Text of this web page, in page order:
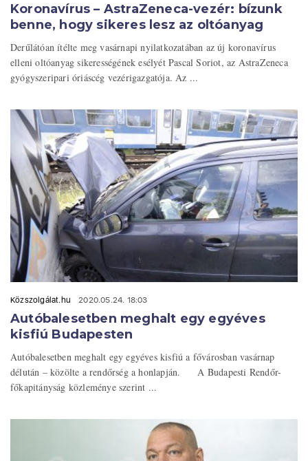
Koronavírus – AstraZeneca-vezér: bízunk
benne, hogy sikeres lesz az oltóanyag
Derűlátóan ítélte meg vasárnapi nyilatkozatában az új koronavírus
elleni oltóanyag sikerességének esélyét Pascal Soriot, az AstraZeneca
gyógyszeripari óriáscég vezérigazgatója. Az ...
Közszolgálat.hu 2020.05.24. 18:03
Autóbalesetben meghalt egy egyéves
kisfiú Budapesten
Autóbalesetben meghalt egy egyéves kisfiú a fővárosban vasárnap
délután – közölte a rendőrség a honlapján. A Budapesti Rendőr-
főkapitányság közleménye szerint ...